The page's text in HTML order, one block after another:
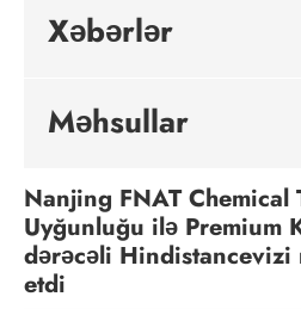
Xəbərlər
Məhsullar
Nanjing FNAT Chemical
Uyğunluğu ilə Premium
dərəcəli Hindistancevizi
etdi